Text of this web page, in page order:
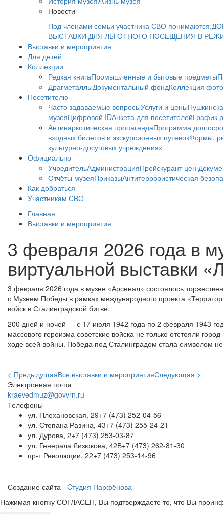
Новости
Под членами семьи участника СВО понимаются:
ВЫСТАВКИ ДЛЯ ЛЬГОТНОГО ПОСЕЩЕНИЯ В
Выставки и мероприятия
Для детей
Коллекции
Редкая книгаПромышленные и бытовые предметы
ДрагметаллыДокументальный фондКоллекция
Посетителю
Часто задаваемые вопросыУслуги и цены
музеяЦифровой IDАнкета для посетителейГрафик
Антинаркотическая пропагандаПрограмма
входных билетов и экскурсионных путевокФормы,
культурно-досуговых учреждениях
Официально
УчредительАдминистрацияПрейскурант цен
Отчёты музеяПриказыАнтитеррористическая
Как добраться
Участникам СВО
Главная
Выставки и мероприятия
3 февраля 2026 года в
виртуальной выставки
3 февраля 2026 года в музее «Арсенал» состоялось
с Музеем Победы в рамках международного проекта
войск в Сталинградской битве.
200 дней и ночей — с 17 июля 1942 года по 2 февраля 1943
массового героизма советские войска не только отстояли
ходе всей войны. Победа под Сталинградом стала символом
< ПредыдущаяВсе выставки и мероприятияСледующая >
Электронная почта
kraevedmuz@govvrn.ru
Телефоны
ул. Плехановская, 29+7 (473) 252-04-56
ул. Степана Разина, 43+7 (473) 255-24-21
ул. Дурова, 2+7 (473) 253-03-87
ул. Генерала Лизюкова, 42В+7 (473) 262-81-30
пр-т Революции, 22+7 (473) 253-14-96
Создание сайта - Cтудия Парфёнова
Нажимая кнопку СОГЛАСЕН, Вы подтверждаете то, что Вы